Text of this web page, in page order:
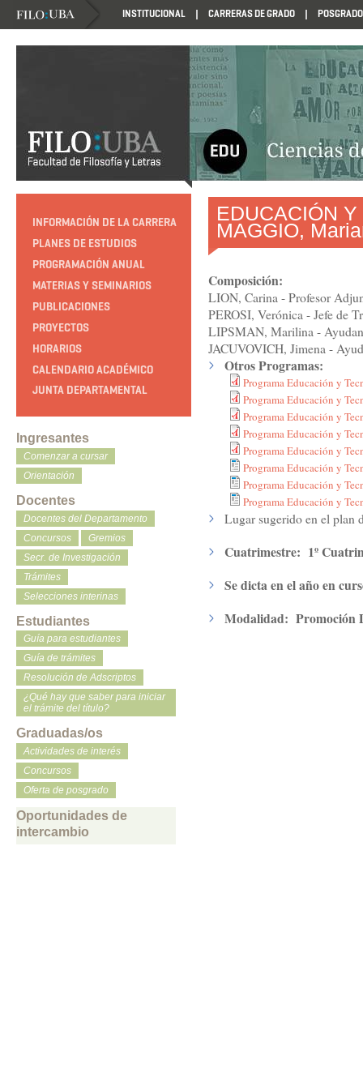
INSTITUCIONAL CARRERAS DE GRADO POSGRADO
HTTP://EDUCACION.FILO.UBA.AR/PROGRAMACION1985
INFORMACIÓN DE LA CARRERA
PLANES DE ESTUDIOS
PROGRAMACIÓN ANUAL
MATERIAS Y SEMINARIOS
PUBLICACIONES
PROYECTOS
HORARIOS
CALENDARIO ACADÉMICO
JUNTA DEPARTAMENTAL
Ingresantes
Comenzar a cursar
Orientación
Docentes
Docentes del Departamento
Concursos
Gremios
Secr. de Investigación
Trámites
Selecciones interinas
Estudiantes
Guía para estudiantes
Guía de trámites
Resolución de Adscriptos
¿Qué hay que saber para iniciar
el trámite del título?
Graduadas/os
Actividades de interés
Concursos
Oferta de posgrado
Oportunidades de
intercambio
EDUCACIÓN
MAGGIO,
Composición:
LION, Carina - Profesor
PEROSI, Verónica - Jefe de
LIPSMAN, Marilina -
JACUVOVICH, Jimena -
Otros Programas:
Programa Educación y
Programa Educación y
Programa Educación y
Programa Educación y
Programa Educación y
Programa Educación y
Programa Educación y
Programa Educación y
Lugar sugerido en el plan
Cuatrimestre: 1º
Se dicta en el año en
Modalidad: Promoción